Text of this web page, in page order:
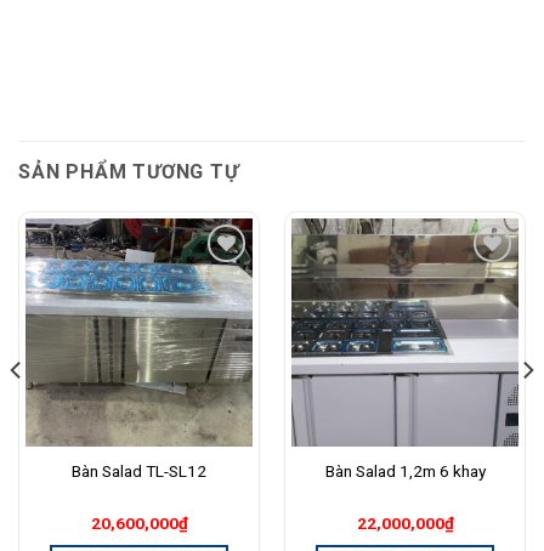
SẢN PHẨM TƯƠNG TỰ
Add to
Wishlist
Bàn Salad TL-SL12
20,600,000₫
Add to
Wishlist
Bàn Salad 1,2m 6 khay
22,000,000₫